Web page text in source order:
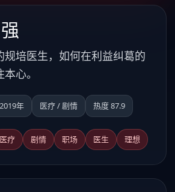
规培医生，如何在利益纠葛的
心。
2019年 医疗 / 剧情 热度 87.9
医疗 剧情 职场 医生 理想